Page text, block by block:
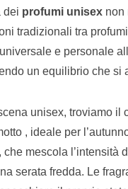
dei profumi unisex non
tradizionali tra
e personale
un equilibrio che si
unisex, troviamo il
, ideale per
mescola
serata fredda. Le